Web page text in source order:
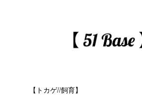
【トカゲ//飼育】